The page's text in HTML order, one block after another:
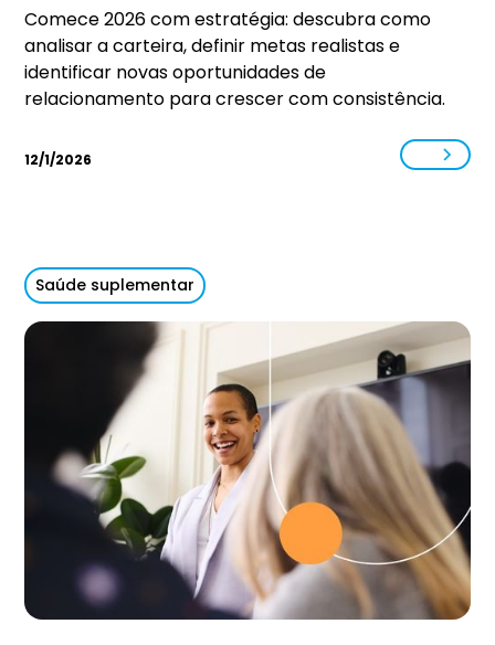
Comece 2026 com estratégia: descubra como
analisar a carteira, definir metas realistas e
identificar novas oportunidades de
relacionamento para crescer com consistência.
12/1/2026
Saúde suplementar